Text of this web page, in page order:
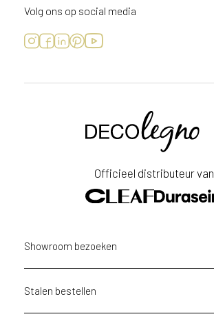
Volg ons op social media
Officieel distributeur van
Showroom bezoeken
Stalen bestellen